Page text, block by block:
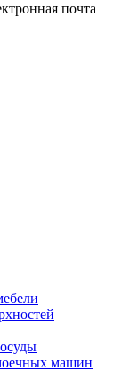
почта
машин